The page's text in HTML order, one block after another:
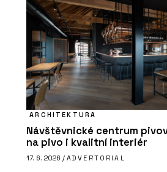
ARCHITEKTURA
Návštěvnické centrum
na pivo i kvalitní interiér
17. 6. 2026 / ADVERTORIAL